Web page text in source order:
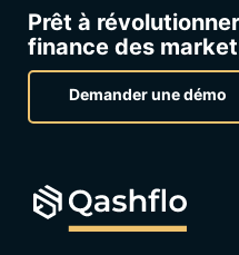
Prêt à
finance des
Demander une démo